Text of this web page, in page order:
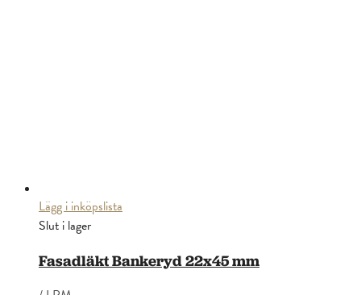
Lägg i inköpslista
Slut i lager
Fasadläkt Bankeryd 22x45 mm